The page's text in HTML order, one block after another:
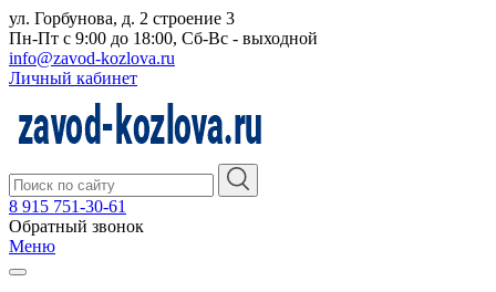
ул. Горбунова, д. 2 строение 3
Пн-Пт с 9:00 до 18:00, Сб-Вс - выходной
info@zavod-kozlova.ru
Личный кабинет
8 915 751-30-61
Обратный звонок
Меню